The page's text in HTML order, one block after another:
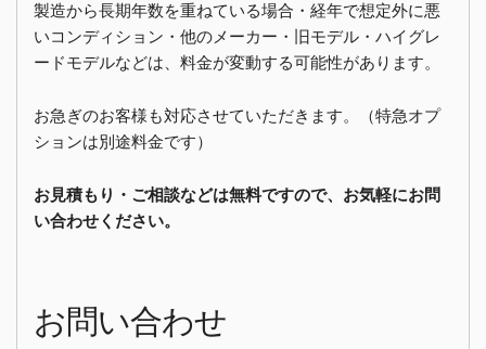
製造から長期年数を重ねている場合・経年で想定外に悪
いコンディション・他のメーカー・旧モデル・ハイグレ
ードモデルなどは、料金が変動する可能性があります。
お急ぎのお客様も対応させていただきます。（特急オプ
ションは別途料金です）
お見積もり・ご相談などは無料ですので、お気軽にお問
い合わせください。
お問い合わせ